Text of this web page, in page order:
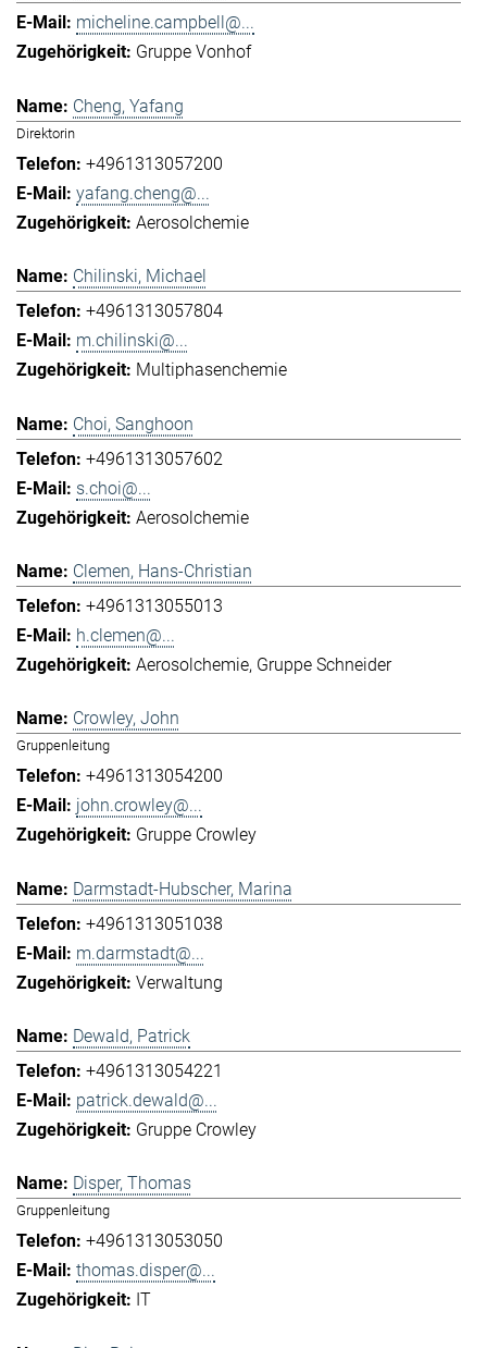
micheline.campbell@...
Gruppe Vonhof
Cheng, Yafang
Direktorin
+4961313057200
yafang.cheng@...
Aerosolchemie
Chilinski, Michael
+4961313057804
m.chilinski@...
Multiphasenchemie
Choi, Sanghoon
+4961313057602
s.choi@...
Aerosolchemie
Clemen, Hans-Christian
+4961313055013
h.clemen@...
Aerosolchemie Gruppe Schneider
Crowley, John
Gruppenleitung
+4961313054200
john.crowley@...
Gruppe Crowley
Darmstadt-Hubscher, Marina
+4961313051038
m.darmstadt@...
Verwaltung
Dewald, Patrick
+4961313054221
patrick.dewald@...
Gruppe Crowley
Disper, Thomas
Gruppenleitung
+4961313053050
thomas.disper@...
IT